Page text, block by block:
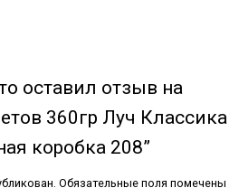
оставил отзыв на
360гр Луч Классика
коробка 208”
Обязательные поля помечены